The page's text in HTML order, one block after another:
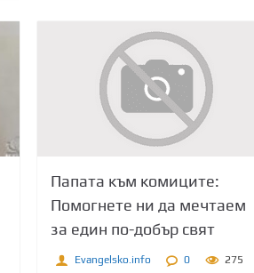
Папата към комиците:
Помогнете ни да мечтаем
за един по-добър свят
Evangelsko.info 0 275